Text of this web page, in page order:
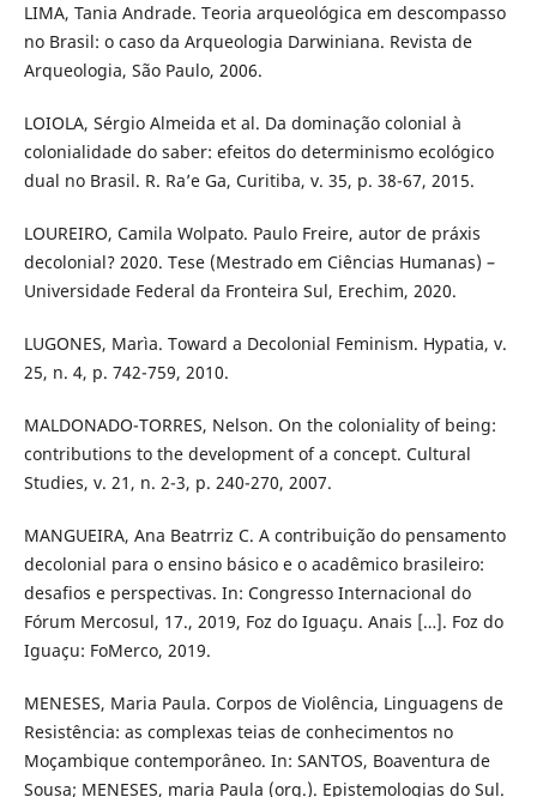
LIMA, Tania Andrade. Teoria arqueológica em descompasso
no Brasil: o caso da Arqueologia Darwiniana. Revista de
Arqueologia, São Paulo, 2006.
LOIOLA, Sérgio Almeida et al. Da dominação colonial à
colonialidade do saber: efeitos do determinismo ecológico
dual no Brasil. R. Ra’e Ga, Curitiba, v. 35, p. 38-67, 2015.
LOUREIRO, Camila Wolpato. Paulo Freire, autor de práxis
decolonial? 2020. Tese (Mestrado em Ciências Humanas) –
Universidade Federal da Fronteira Sul, Erechim, 2020.
LUGONES, Marìa. Toward a Decolonial Feminism. Hypatia, v.
25, n. 4, p. 742-759, 2010.
MALDONADO-TORRES, Nelson. On the coloniality of being:
contributions to the development of a concept. Cultural
Studies, v. 21, n. 2-3, p. 240-270, 2007.
MANGUEIRA, Ana Beatrriz C. A contribuição do pensamento
decolonial para o ensino básico e o acadêmico brasileiro:
desafios e perspectivas. In: Congresso Internacional do
Fórum Mercosul, 17., 2019, Foz do Iguaçu. Anais […]. Foz do
Iguaçu: FoMerco, 2019.
MENESES, Maria Paula. Corpos de Violência, Linguagens de
Resistência: as complexas teias de conhecimentos no
Moçambique contemporâneo. In: SANTOS, Boaventura de
Sousa; MENESES, maria Paula (org.). Epistemologias do Sul.